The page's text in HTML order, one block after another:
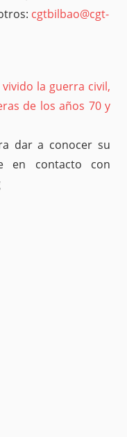
cgtbilbao@cgt-
la guerra civil,
de los años 70 y
dar a conocer su
en contacto con